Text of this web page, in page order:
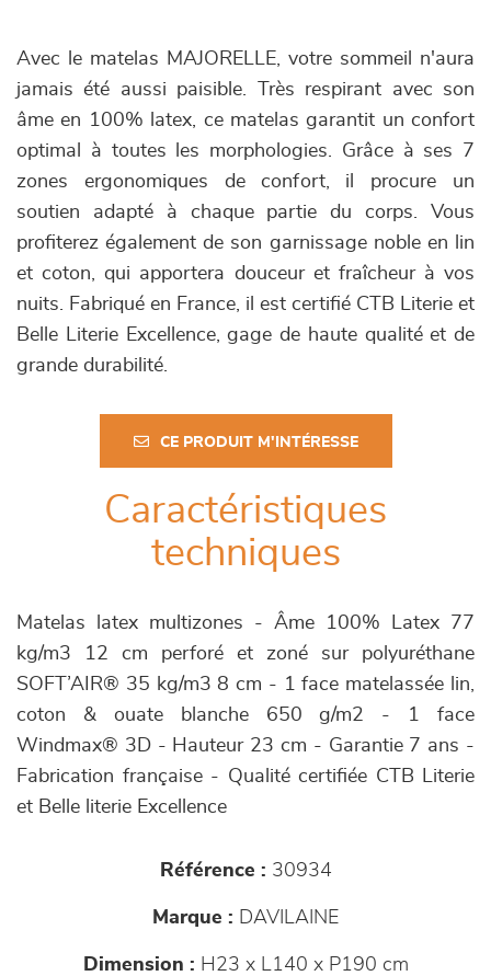
Avec le matelas MAJORELLE, votre sommeil n'aura
jamais été aussi paisible. Très respirant avec son
âme en 100% latex, ce matelas garantit un confort
optimal à toutes les morphologies. Grâce à ses 7
zones ergonomiques de confort, il procure un
soutien adapté à chaque partie du corps. Vous
profiterez également de son garnissage noble en lin
et coton, qui apportera douceur et fraîcheur à vos
nuits. Fabriqué en France, il est certifié CTB Literie et
Belle Literie Excellence, gage de haute qualité et de
grande durabilité.
CE PRODUIT M'INTÉRESSE
Caractéristiques
techniques
Matelas latex multizones - Âme 100% Latex 77
kg/m3 12 cm perforé et zoné sur polyuréthane
SOFT’AIR® 35 kg/m3 8 cm - 1 face matelassée lin,
coton & ouate blanche 650 g/m2 - 1 face
Windmax® 3D - Hauteur 23 cm - Garantie 7 ans -
Fabrication française - Qualité certifiée CTB Literie
et Belle literie Excellence
Référence : 30934
Marque : DAVILAINE
Dimension : H23 x L140 x P190 cm